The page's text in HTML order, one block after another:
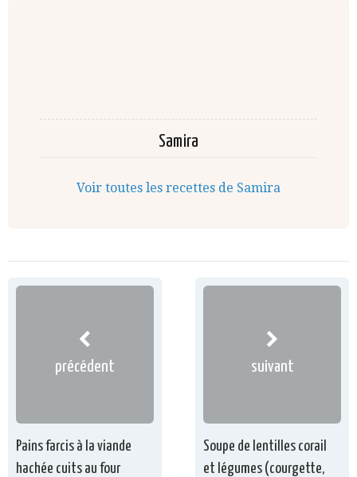
Samira
Voir toutes les recettes de Samira
précédent
Pains farcis à la viande
hachée cuits au four
suivant
Soupe de lentilles corail
et légumes (courgette,